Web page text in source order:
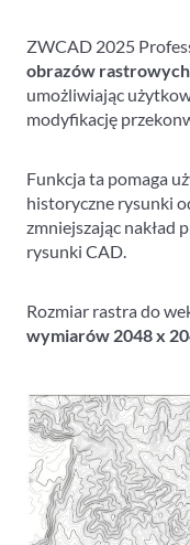
ZWCAD 2025
obrazów
umożliwiając
modyfikację
Funkcja ta pomaga
historyczne rysunki
zmniejszając nakład
rysunki CAD.
Rozmiar rastra do
wymiarów 2048 x